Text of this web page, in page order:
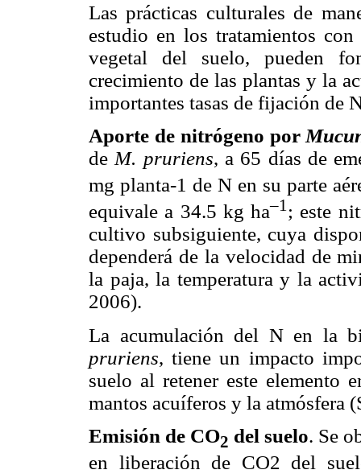
Las prácticas culturales de
estudio en los tratamientos
vegetal del suelo, pueden
crecimiento de las plantas y la
importantes tasas de fijación de
Aporte de nitrógeno por
de M. pruriens, a 65 días de
mg planta-1 de N en su parte
equivale a 34.5 kg ha–1 ; este
cultivo subsiguiente, cuya
dependerá de la velocidad de
la paja, la temperatura y la
2006).
La acumulación del N en la
pruriens, tiene un impacto
suelo al retener este elemento
mantos acuíferos y la atmósfera
Emisión de CO2 del suelo. Se
en liberación de CO2 del